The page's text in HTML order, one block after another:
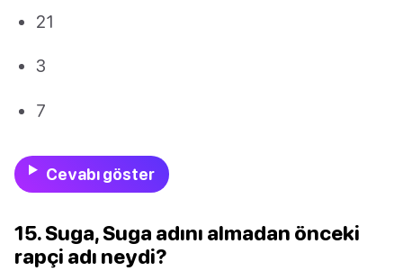
21
3
7
Cevabı göster
15. Suga, Suga adını almadan önceki
rapçi adı neydi?